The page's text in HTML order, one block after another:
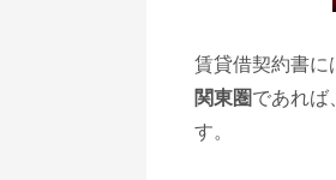
賃貸借契約書に
関東圏であれば
す。